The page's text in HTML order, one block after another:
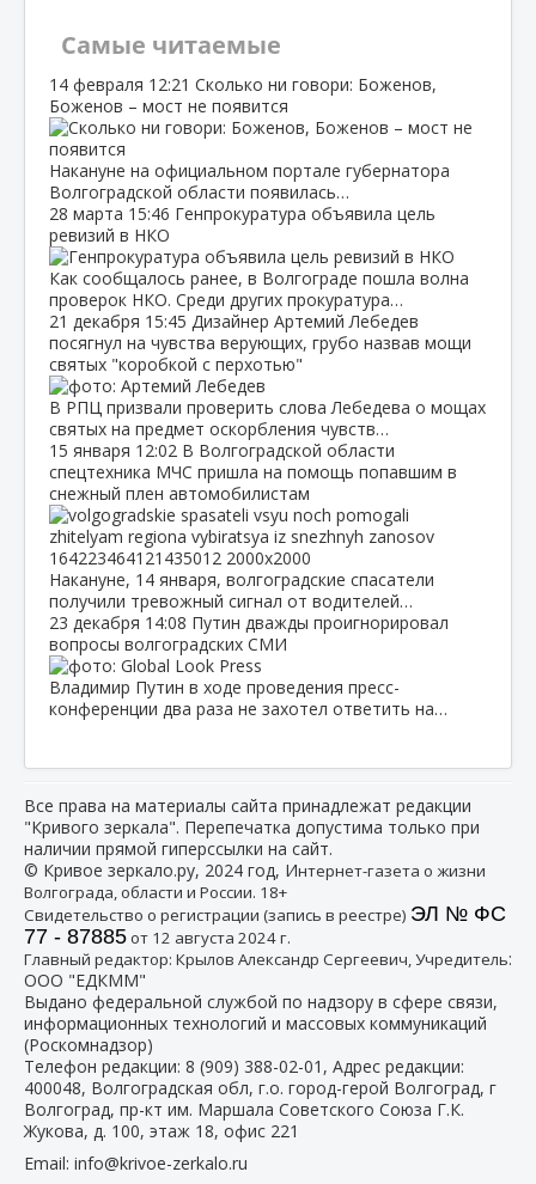
Самые читаемые
14 февраля 12:21 Сколько ни говори: Боженов,
Боженов – мост не появится
Накануне на официальном портале губернатора
Волгоградской области появилась…
28 марта 15:46 Генпрокуратура объявила цель
ревизий в НКО
Как сообщалось ранее, в Волгограде пошла волна
проверок НКО. Среди других прокуратура…
21 декабря 15:45 Дизайнер Артемий Лебедев
посягнул на чувства верующих, грубо назвав мощи
святых "коробкой с перхотью"
В РПЦ призвали проверить слова Лебедева о мощах
святых на предмет оскорбления чувств…
15 января 12:02 В Волгоградской области
спецтехника МЧС пришла на помощь попавшим в
снежный плен автомобилистам
Накануне, 14 января, волгоградские спасатели
получили тревожный сигнал от водителей…
23 декабря 14:08 Путин дважды проигнорировал
вопросы волгоградских СМИ
Владимир Путин в ходе проведения пресс-
конференции два раза не захотел ответить на…
Все права на материалы сайта принадлежат редакции
"Кривого зеркала". Перепечатка допустима только при
наличии прямой гиперссылки на сайт.
© Кривое зеркало.ру, 2024 год, Интернет-газета о жизни
Волгограда, области и России. 18+
Свидетельство о регистрации (запись в реестре) ЭЛ № ФС
77 - 87885от 12 августа 2024 г.
Главный редактор: Крылов Александр Сергеевич, Учредитель:
ООО "ЕДКММ"
Выдано федеральной службой по надзору в сфере связи,
информационных технологий и массовых коммуникаций
(Роскомнадзор)
Телефон редакции: 8 (909) 388-02-01 , Адрес редакции:
400048, Волгоградская обл, г.о. город-герой Волгоград, г
Волгоград, пр-кт им. Маршала Советского Союза Г.К.
Жукова, д. 100, этаж 18, офис 221
Email: info@krivoe-zerkalo.ru